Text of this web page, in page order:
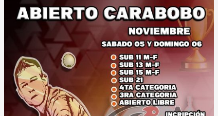
Vegas
campeón
Abierto
de
Valencia